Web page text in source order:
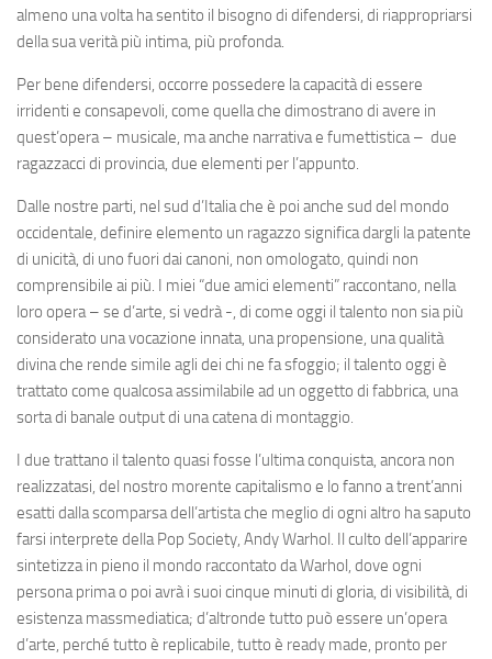
almeno una volta ha sentito il bisogno di difendersi, di riappropriarsi
della sua verità più intima, più profonda.
Per bene difendersi, occorre possedere la capacità di essere
irridenti e consapevoli, come quella che dimostrano di avere in
quest’opera – musicale, ma anche narrativa e fumettistica – due
ragazzacci di provincia, due elementi per l’appunto.
Dalle nostre parti, nel sud d’Italia che è poi anche sud del mondo
occidentale, definire elemento un ragazzo significa dargli la patente
di unicità, di uno fuori dai canoni, non omologato, quindi non
comprensibile ai più. I miei “due amici elementi” raccontano, nella
loro opera – se d’arte, si vedrà -, di come oggi il talento non sia più
considerato una vocazione innata, una propensione, una qualità
divina che rende simile agli dei chi ne fa sfoggio; il talento oggi è
trattato come qualcosa assimilabile ad un oggetto di fabbrica, una
sorta di banale output di una catena di montaggio.
I due trattano il talento quasi fosse l’ultima conquista, ancora non
realizzatasi, del nostro morente capitalismo e lo fanno a trent’anni
esatti dalla scomparsa dell’artista che meglio di ogni altro ha saputo
farsi interprete della Pop Society, Andy Warhol. Il culto dell’apparire
sintetizza in pieno il mondo raccontato da Warhol, dove ogni
persona prima o poi avrà i suoi cinque minuti di gloria, di visibilità, di
esistenza massmediatica; d’altronde tutto può essere un’opera
d’arte, perché tutto è replicabile, tutto è ready made, pronto per